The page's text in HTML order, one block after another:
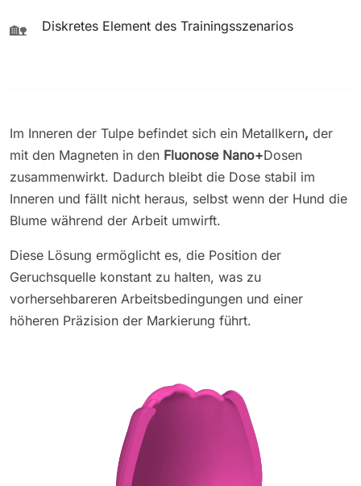
🏡 Diskretes Element des Trainingsszenarios
Im Inneren der Tulpe befindet sich ein Metallkern, der
mit den Magneten in den Fluonose Nano+Dosen
zusammenwirkt. Dadurch bleibt die Dose stabil im
Inneren und fällt nicht heraus, selbst wenn der Hund die
Blume während der Arbeit umwirft.
Diese Lösung ermöglicht es, die Position der
Geruchsquelle konstant zu halten, was zu
vorhersehbareren Arbeitsbedingungen und einer
höheren Präzision der Markierung führt.